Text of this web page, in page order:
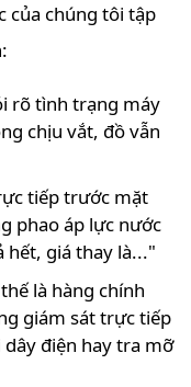
của chúng tôi tập
rõ tình trạng máy
chịu vắt, đồ vẫn
tiếp trước mặt
phao áp lực nước
hết, giá thay là..."
là hàng chính
giám sát trực tiếp
điện hay tra mỡ